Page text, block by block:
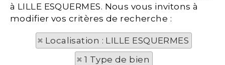
à LILLE ESQUERMES. Nous vous invitons à
modifier vos critères de recherche :
Localisation : LILLE ESQUERMES
1 Type de bien